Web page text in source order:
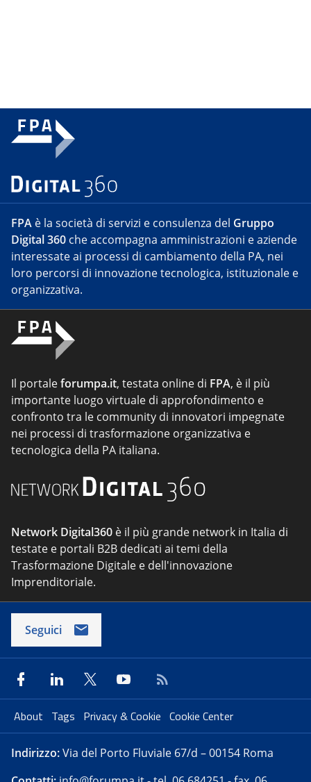
FPA è la società di servizi e consulenza del Gruppo
Digital 360 che accompagna amministrazioni e aziende
interessate ai processi di cambiamento della PA, nei
loro percorsi di innovazione tecnologica, istituzionale e
organizzativa.
Il portaleforumpa.it, testata online di FPA, è il più
importante luogo virtuale di approfondimento e
confronto tra le community di innovatori impegnate
nei processi di trasformazione organizzativa e
tecnologica della PA italiana.
Network Digital360 è il più grande network in Italia di
testate e portali B2B dedicati ai temi della
Trasformazione Digitale e dell'innovazione
Imprenditoriale.
Seguici
About Tags Privacy & Cookie Cookie Center
Indirizzo:Via del Porto Fluviale 67/d – 00154 Roma